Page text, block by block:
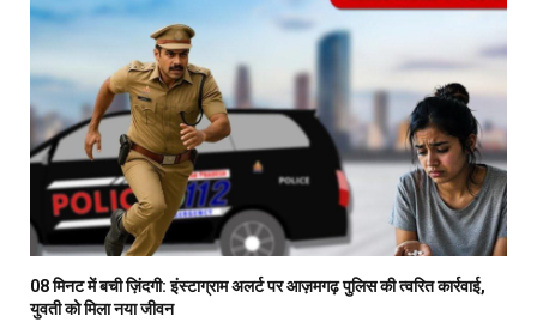
08 मिनट में बची ज़िंदगी: इंस्टाग्राम अलर्ट पर आज़मगढ़ पुलिस की त्वरित कार्रवाई,
युवती को मिला नया जीवन